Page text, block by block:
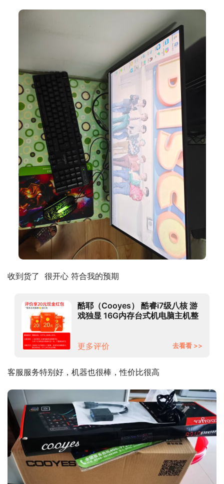
收到货了  很开心 符合我的预期
酷耶（Cooyes） 酷睿i7级八核 游
戏独显 16G内存台式机电脑主机整
器
更多评价 去看看 >>
客服服务特别好，机器也很棒，性价比很高